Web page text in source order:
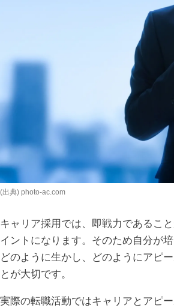
(出典) photo-ac.com
キャリア採用では、即戦力であるこ
イントになります。そのため自分が
どのように生かし、どのようにアピ
とが大切です。
実際の転職活動ではキャリアとアピ